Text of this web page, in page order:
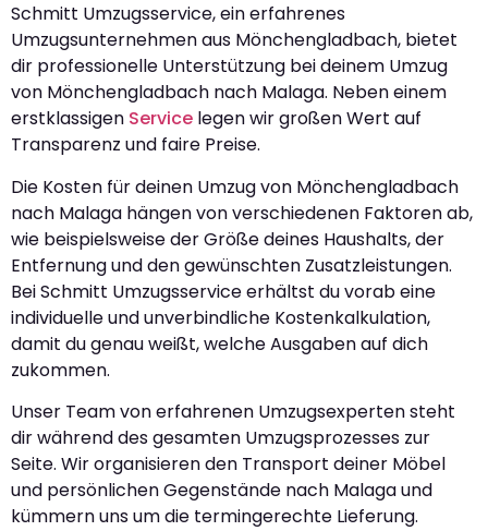
Schmitt Umzugsservice, ein erfahrenes
Umzugsunternehmen aus Mönchengladbach, bietet
dir professionelle Unterstützung bei deinem Umzug
von Mönchengladbach nach Malaga. Neben einem
erstklassigen Service legen wir großen Wert auf
Transparenz und faire Preise.
Die Kosten für deinen Umzug von Mönchengladbach
nach Malaga hängen von verschiedenen Faktoren ab,
wie beispielsweise der Größe deines Haushalts, der
Entfernung und den gewünschten Zusatzleistungen.
Bei Schmitt Umzugsservice erhältst du vorab eine
individuelle und unverbindliche Kostenkalkulation,
damit du genau weißt, welche Ausgaben auf dich
zukommen.
Unser Team von erfahrenen Umzugsexperten steht
dir während des gesamten Umzugsprozesses zur
Seite. Wir organisieren den Transport deiner Möbel
und persönlichen Gegenstände nach Malaga und
kümmern uns um die termingerechte Lieferung.